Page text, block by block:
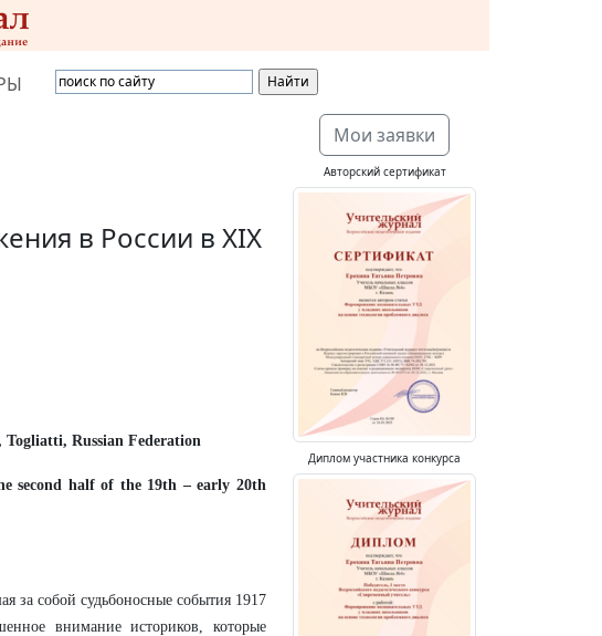
в России в XIX
Russian Federation
second half of the 19th – early 20th
за собой судьбоносные события 1917
внимание историков, которые
Мои заявки
Авторский сертификат
Диплом участника конкурса